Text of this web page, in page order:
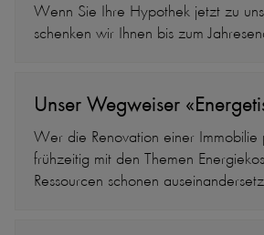
Wenn Sie Ihre Hypothek jetzt zu uns
schenken wir Ihnen bis zum
Unser Wegweiser
Wer die Renovation einer Immobilie
frühzeitig mit den Themen
Ressourcen schonen